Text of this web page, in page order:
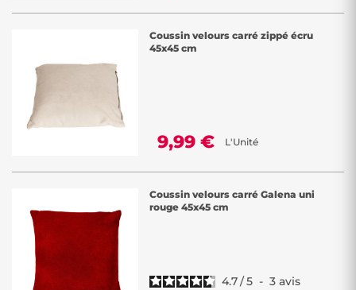
Coussin velours carré zippé écru
45x45 cm
9,99 € L'Unité
Coussin velours carré Galena uni
rouge 45x45 cm
4.7/5 - 3 avis